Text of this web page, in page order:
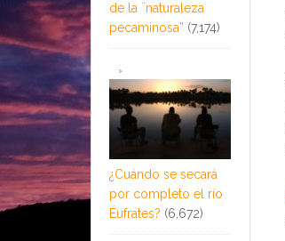
de la ¨naturaleza
pecaminosa” (7,174)
¿Cuándo se secará
por completo el río
Éufrates? (6,672)